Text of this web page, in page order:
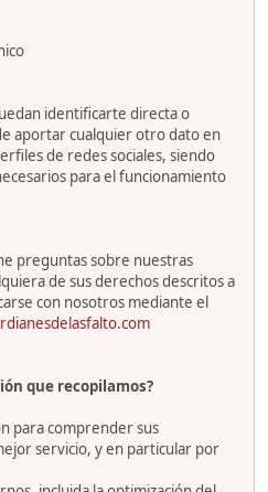
identificarte directa o
aportar cualquier otro dato en
de redes sociales, siendo
para el funcionamiento
preguntas sobre nuestras
de sus derechos descritos a
con nosotros mediante el
que recopilamos?
para comprender sus
servicio, y en particular por